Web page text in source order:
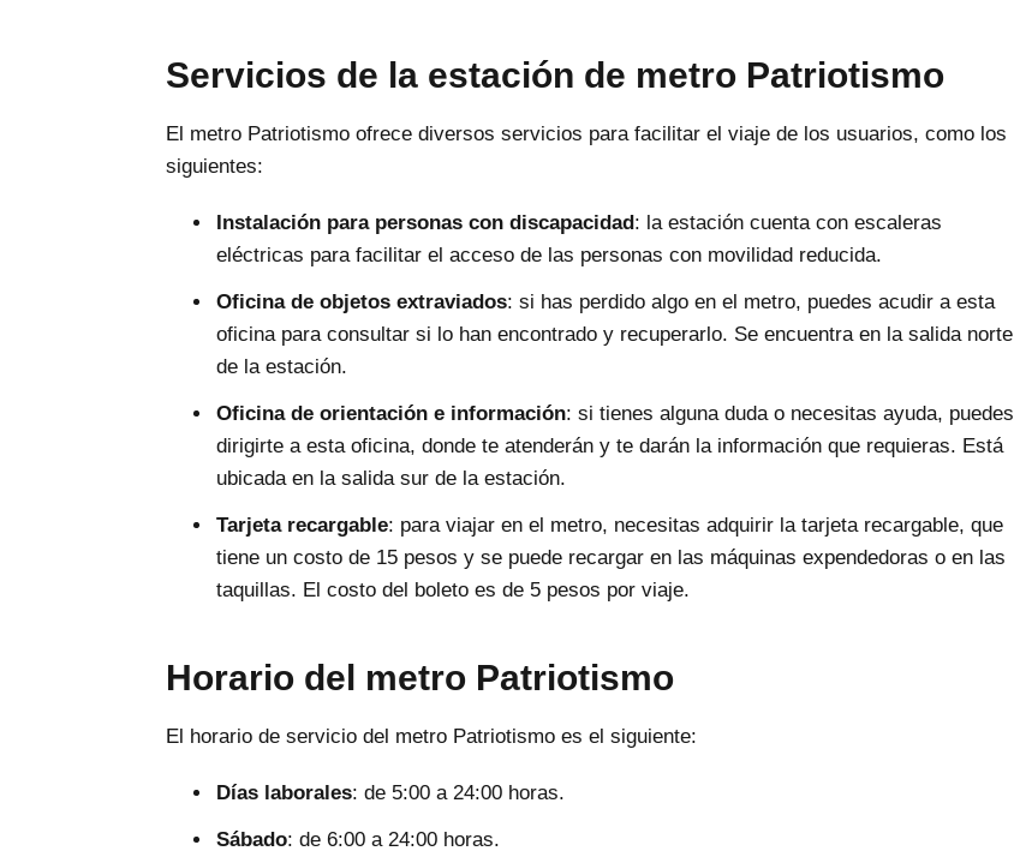
Servicios de la estación de metro Patriotismo
El metro Patriotismo ofrece diversos servicios para facilitar el viaje de los usuarios, como los
siguientes:
Instalación para personas con discapacidad: la estación cuenta con escaleras
eléctricas para facilitar el acceso de las personas con movilidad reducida.
Oficina de objetos extraviados: si has perdido algo en el metro, puedes acudir a esta
oficina para consultar si lo han encontrado y recuperarlo. Se encuentra en la salida norte
de la estación.
Oficina de orientación e información: si tienes alguna duda o necesitas ayuda, puedes
dirigirte a esta oficina, donde te atenderán y te darán la información que requieras. Está
ubicada en la salida sur de la estación.
Tarjeta recargable: para viajar en el metro, necesitas adquirir la tarjeta recargable, que
tiene un costo de 15 pesos y se puede recargar en las máquinas expendedoras o en las
taquillas. El costo del boleto es de 5 pesos por viaje.
Horario del metro Patriotismo
El horario de servicio del metro Patriotismo es el siguiente:
Días laborales: de 5:00 a 24:00 horas.
Sábado: de 6:00 a 24:00 horas.